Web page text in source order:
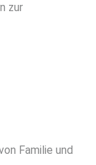
zur
Familie und